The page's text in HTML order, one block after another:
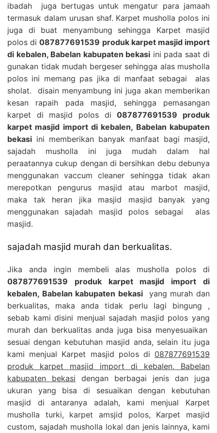
ibadah juga bertugas untuk mengatur para jamaah
termasuk dalam urusan shaf. Karpet musholla polos ini
juga di buat menyambung sehingga Karpet masjid
polos di087877691539 produk karpet masjid import
di kebalen, Babelan kabupaten bekasi ini pada saat di
gunakan tidak mudah bergeser sehingga alas musholla
polos ini memang pas jika di manfaat sebagai alas
sholat. disain menyambung ini juga akan memberikan
kesan rapaih pada masjid, sehingga pemasangan
karpet di masjid polos di087877691539 produk
karpet masjid import di kebalen, Babelan kabupaten
bekasi ini memberikan banyak manfaat bagi masjid,
sajadah musholla ini juga mudah dalam hal
peraatannya cukup dengan di bersihkan debu debunya
menggunakan vaccum cleaner sehingga tidak akan
merepotkan pengurus masjid atau marbot masjid,
maka tak heran jika masjid masjid banyak yang
menggunakan sajadah masjid polos sebagai alas
masjid.
sajadah masjid murah dan berkualitas.
Jika anda ingin membeli alas musholla polos di
087877691539 produk karpet masjid import di
kebalen, Babelan kabupaten bekasiyang murah dan
berkualitas, maka anda tidak perlu lagi bingung ,
sebab kami disini menjual sajadah masjid polos yang
murah dan berkualitas anda juga bisa menyesuaikan
sesuai dengan kebutuhan masjid anda, selain itu juga
kami menjual Karpet masjid polos di 087877691539
produk karpet masjid import di kebalen, Babelan
kabupaten bekasi dengan berbagai jenis dan juga
ukuran yang bisa di sesuaikan dengan kebutuhan
masjid di antaranya adalah, kami menjual Karpet
musholla turki, karpet amsjid polos, Karpet masjid
custom, sajadah musholla lokal dan jenis lainnya, kami